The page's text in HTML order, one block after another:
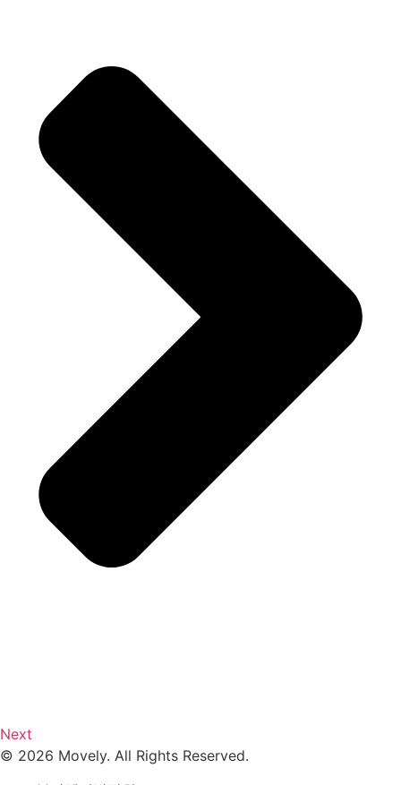
Next
© 2026 Movely. All Rights Reserved.